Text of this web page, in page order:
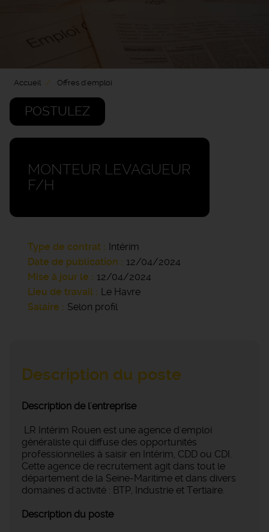
Accueil Offres d'emploi
POSTULEZ
MONTEUR LEVAGUEUR
F/H
Type de contrat
Intérim
Date de publication
12/04/2024
Mise à jour le
12/04/2024
Lieu de travail
Le Havre
Salaire
Selon profil
Description du poste
Description de l'entreprise
LR Intérim Rouen est une agence d'emploi
généraliste qui diffuse des opportunités
professionnelles à saisir en Intérim, CDD ou CDI.
Cette agence de recrutement agit dans tout le
département de la Seine-Maritime et dans divers
domaines d'activité : BTP, Industrie et Tertiaire.
Description du poste